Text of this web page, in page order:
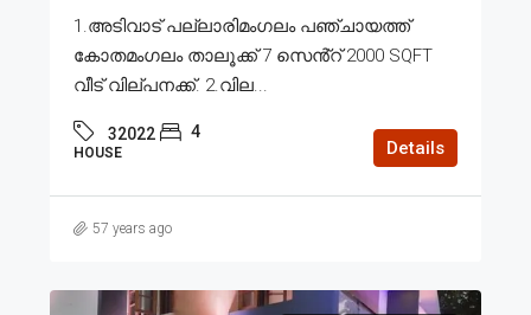
1.അടിവാട് പല്ലാരിമംഗലം പഞ്ചായത്ത്
കോതമംഗലം താലൂക്ക് 7 സെൻ്റ് 2000 SQFT
വീട് വില്പനക്ക്. 2.വില...
32022 4
HOUSE Details
57 years ago